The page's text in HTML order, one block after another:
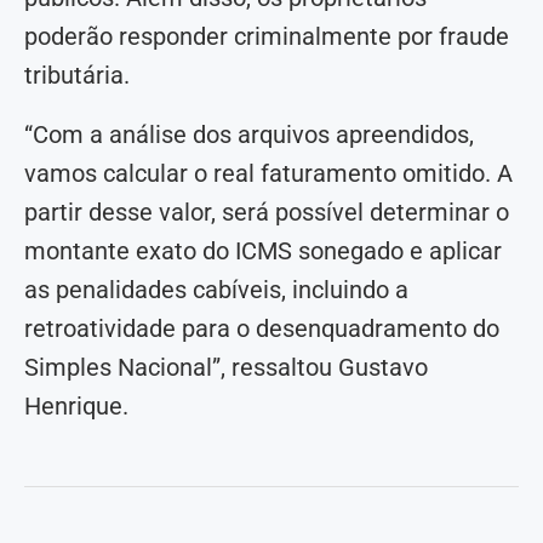
poderão responder criminalmente por fraude
tributária.
“Com a análise dos arquivos apreendidos,
vamos calcular o real faturamento omitido. A
partir desse valor, será possível determinar o
montante exato do ICMS sonegado e aplicar
as penalidades cabíveis, incluindo a
retroatividade para o desenquadramento do
Simples Nacional”, ressaltou Gustavo
Henrique.